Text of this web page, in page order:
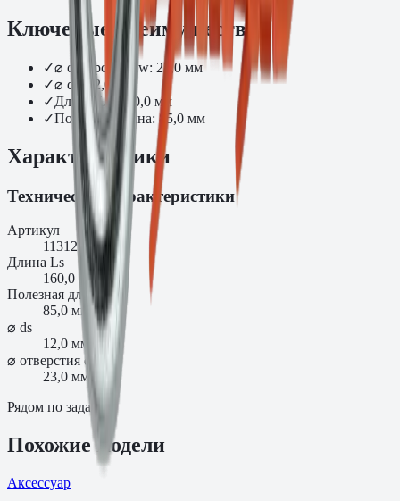
Ключевые преимущества
✓⌀ отверстия dw: 23,0 мм
✓⌀ ds: 12,0 мм
✓Длина Ls: 160,0 мм
✓Полезная длина: 85,0 мм
Характеристики
Технические характеристики
Артикул
1131216
Длина Ls
160,0 мм
Полезная длина
85,0 мм
⌀ ds
12,0 мм
⌀ отверстия dw
23,0 мм
Рядом по задаче
Похожие модели
Аксессуар